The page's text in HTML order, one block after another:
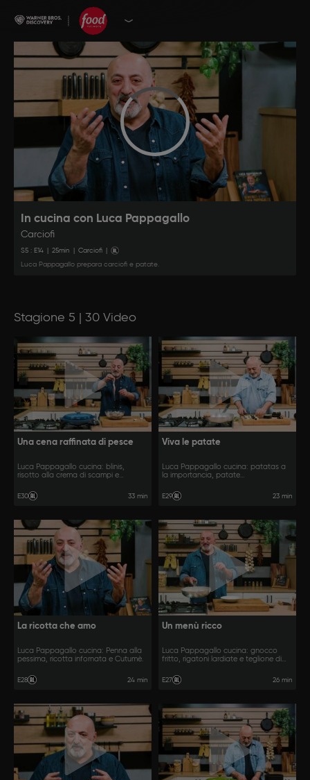
In cucina con Luca Pappagallo
Carciofi
S5 : E14 25min Carciofi
Luca Pappagallo prepara carciofi e patate.
Stagione 5 | 30 Video
Una cena raffinata di pesce
Luca Pappagallo cucina: blinis,
risotto alla crema di scampi e
E30 33 min
Viva le patate
Luca Pappagallo cucina: patatas a
la importancia, patate
patate.
E29 23 min
La ricotta che amo
Luca Pappagallo cucina: Penna alla
pessima, ricotta infornata e Cutumè.
E28 24 min
Un menù ricco
Luca Pappagallo cucina: gnocco
fritto, rigatoni lardiate e teglione di
E27 26 min